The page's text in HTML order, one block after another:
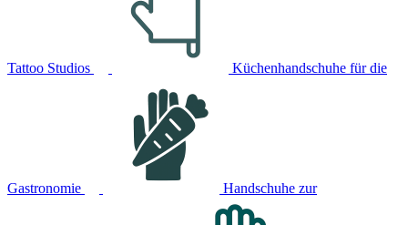
Tattoo Studios Küchenhandschuhe für die
Gastronomie Handschuhe zur